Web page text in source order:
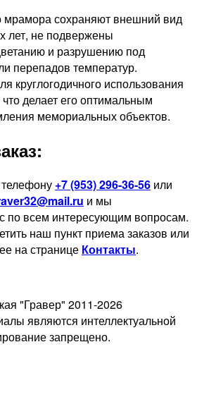
мрамора сохраняют внешний вид
лет, не подвержены
и разрушению под
перепадов температур.
круглогодичного использования
делает его оптимальным
мемориальных объектов.
+7 (953) 296-36-56 или
и мы
по всем интересующим вопросам.
наш пункт приема заказов или
на странице Контакты.
"Гравер" 2011-2026
являются интеллектуальной
запрещено.